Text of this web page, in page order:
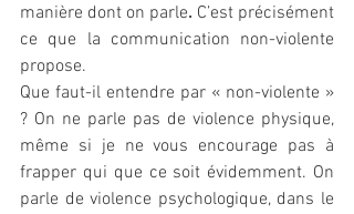
manière dont on parle. C’est précisément
ce que la communication non-violente
propose.
Que faut-il entendre par « non-violente »
? On ne parle pas de violence physique,
même si je ne vous encourage pas à
frapper qui que ce soit évidemment. On
parle de violence psychologique, dans le